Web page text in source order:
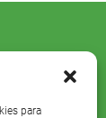
para